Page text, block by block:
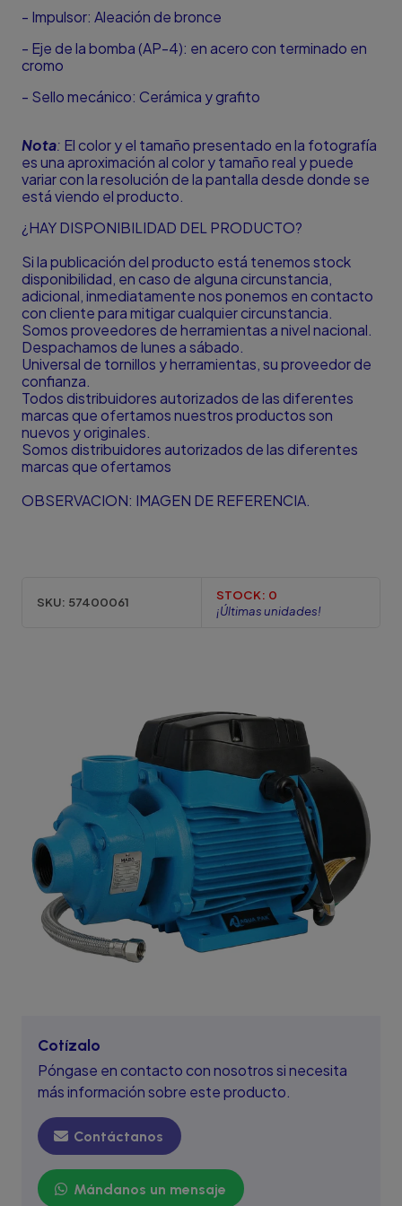
- Impulsor: Aleación de bronce
- Eje de la bomba (AP-4): en acero con terminado en
cromo
- Sello mecánico: Cerámica y grafito
Nota: El color y el tamaño presentado en la fotografía
es una aproximación al color y tamaño real y puede
variar con la resolución de la pantalla desde donde se
está viendo el producto.
¿HAY DISPONIBILIDAD DEL PRODUCTO?
Si la publicación del producto está tenemos stock
disponibilidad, en caso de alguna circunstancia,
adicional, inmediatamente nos ponemos en contacto
con cliente para mitigar cualquier circunstancia.
Somos proveedores de herramientas a nivel nacional.
Despachamos de lunes a sábado.
Universal de tornillos y herramientas, su proveedor de
confianza.
Todos distribuidores autorizados de las diferentes
marcas que ofertamos nuestros productos son
nuevos y originales.
Somos distribuidores autorizados de las diferentes
marcas que ofertamos
OBSERVACION: IMAGEN DE REFERENCIA.
SKU: 57400061 STOCK: 0
¡Últimas unidades!
Cotízalo
Póngase en contacto con nosotros si necesita
más información sobre este producto.
Contáctanos
Mándanos un mensaje